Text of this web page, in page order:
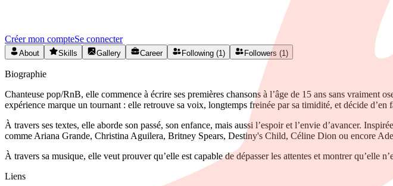
Créez votre profil gratuitement et développez votre réseau artistique en Belgique.
Créer mon compteSe connecter
About Skills Gallery Career Following (1) Followers (1)
Biographie
Chanteuse pop/RnB, elle commence à écrire ses premières chansons à l’âge de 15 ans sans
expérience marque un tournant : elle retrouve sa voix, longtemps freinée par sa timidité, et décide d’en
À travers ses textes, elle aborde son passé, son enfance, mais aussi l’espoir et l’envie d’avancer.
comme Ariana Grande, Christina Aguilera, Britney Spears, Destiny's Child, Céline Dion ou encore
À travers sa musique, elle veut prouver qu’elle est capable de dépasser les attentes et montrer qu’elle
Liens